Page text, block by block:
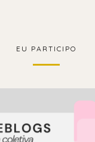
EU PARTICIPO